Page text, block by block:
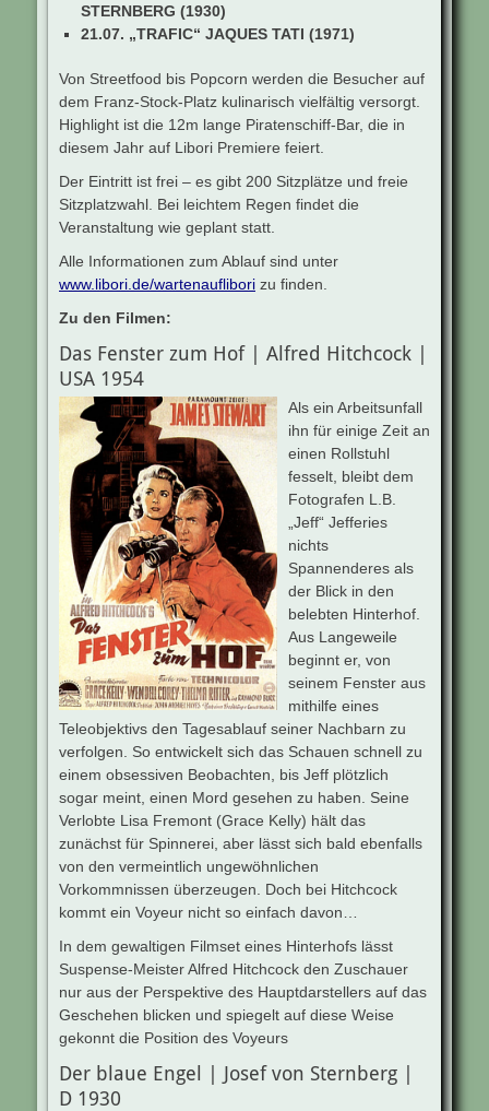
STERNBERG (1930)
21.07. „TRAFIC“ JAQUES TATI (1971)
Von Streetfood bis Popcorn werden die Besucher auf
dem Franz-Stock-Platz kulinarisch vielfältig versorgt.
Highlight ist die 12m lange Piratenschiff-Bar, die in
diesem Jahr auf Libori Premiere feiert.
Der Eintritt ist frei – es gibt 200 Sitzplätze und freie
Sitzplatzwahl. Bei leichtem Regen findet die
Veranstaltung wie geplant statt.
Alle Informationen zum Ablauf sind unter
www.libori.de/wartenauflibori zu finden.
Zu den Filmen:
Das Fenster zum Hof | Alfred Hitchcock |
USA 1954
Als ein Arbeitsunfall
ihn für einige Zeit an
einen Rollstuhl
fesselt, bleibt dem
Fotografen L.B.
„Jeff“ Jefferies
nichts
Spannenderes als
der Blick in den
belebten Hinterhof.
Aus Langeweile
beginnt er, von
seinem Fenster aus
mithilfe eines
Teleobjektivs den Tagesablauf seiner Nachbarn zu
verfolgen. So entwickelt sich das Schauen schnell zu
einem obsessiven Beobachten, bis Jeff plötzlich
sogar meint, einen Mord gesehen zu haben. Seine
Verlobte Lisa Fremont (Grace Kelly) hält das
zunächst für Spinnerei, aber lässt sich bald ebenfalls
von den vermeintlich ungewöhnlichen
Vorkommnissen überzeugen. Doch bei Hitchcock
kommt ein Voyeur nicht so einfach davon…
In dem gewaltigen Filmset eines Hinterhofs lässt
Suspense-Meister Alfred Hitchcock den Zuschauer
nur aus der Perspektive des Hauptdarstellers auf das
Geschehen blicken und spiegelt auf diese Weise
gekonnt die Position des Voyeurs
Der blaue Engel | Josef von Sternberg |
D 1930